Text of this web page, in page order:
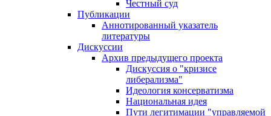
Честный суд
Публикации
Аннотированный указатель
литературы
Дискуссии
Архив предыдущего проекта
Дискуссия о "кризисе
либерализма"
Идеология консерватизма
Национальная идея
Пути легитимации "управляемой